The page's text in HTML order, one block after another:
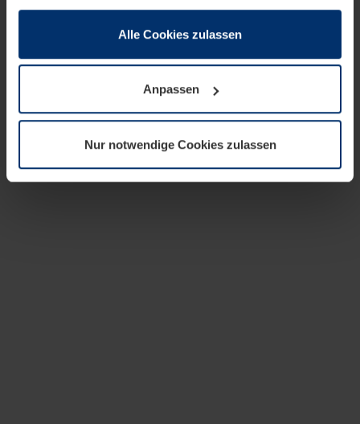
sie im Rahmen Ihrer Nutzung der Dienste gesammelt
wenn diese für den Betrieb dieser Seite unbedingt
notwendig sind. Für alle anderen Cookie-Typen benötigen
wir Ihre Erlaubnis. Ihre Einwilligung können Sie jederzeit
Datenschutzerklärungunserer Website ändern oder
widerrufen.
Alle Cookies zulassen
Anpassen
Nur notwendige Cookies zulassen